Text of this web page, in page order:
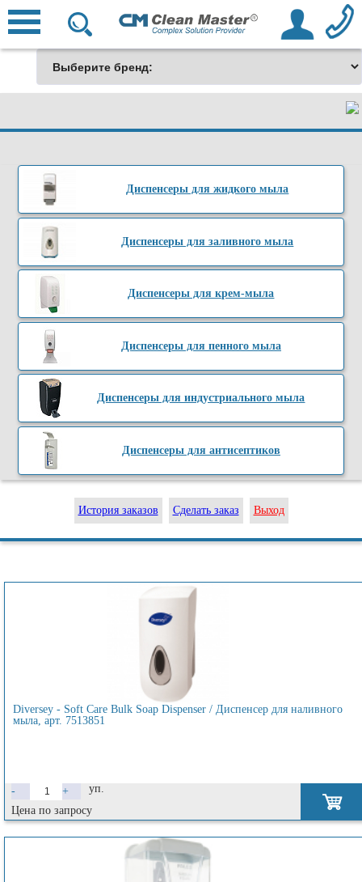
Диспенсеры для жидкого мыла
Диспенсеры для заливного мыла
Диспенсеры для крем-мыла
Диспенсеры для пенного мыла
Диспенсеры для индустриального мыла
Диспенсеры для антисептиков
История заказов Сделать заказ Выход
Diversey - Soft Care Bulk Soap Dispenser / Диспенсер для наливного
мыла, арт. 7513851
- +
уп.
Цена по запросу